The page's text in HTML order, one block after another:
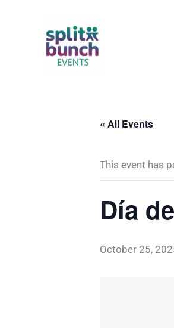
« All Events
This event has
Día
October 25,